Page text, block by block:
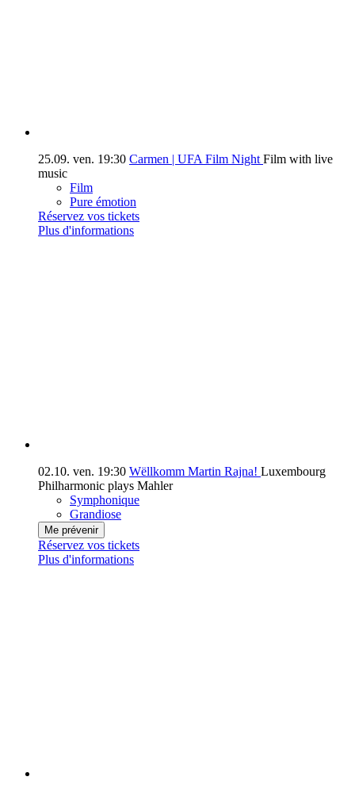
25.09. ven. 19:30 Carmen | UFA Film NightFilm with live
music
Film
Pure émotion
Réservez vos tickets
Plus d'informations
02.10. ven. 19:30 Wëllkomm Martin Rajna! Luxembourg
Philharmonic plays Mahler
Symphonique
Grandiose
Me prévenir
Réservez vos tickets
Plus d'informations